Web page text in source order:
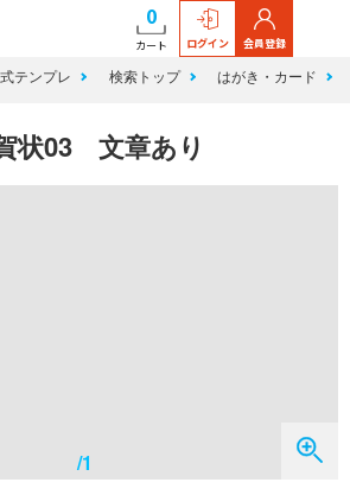
0
カート ログイン 会員登録
テンプレ 検索トップ はがき・カード
状03 文章あり
/1